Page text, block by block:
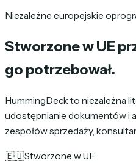
Niezależne europejskie
Stworzone w UE
go potrzebował.
HummingDeck to niezależna
udostępnianie dokumentów i
zespołów sprzedaży,
🇪🇺Stworzone w UE